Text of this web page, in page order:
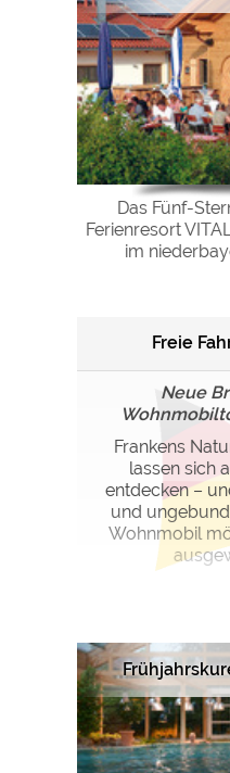
Das Fünf-
Ferienresort
im
Freie
Neue
Frankens
lassen sich
entdecken –
und
Wohnmobil